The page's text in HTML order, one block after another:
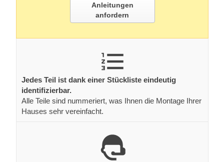
Anleitungen
anfordern
Jedes Teil ist dank einer Stückliste eindeutig
identifizierbar.
Alle Teile sind nummeriert, was Ihnen die Montage Ihrer
Hauses sehr vereinfacht.